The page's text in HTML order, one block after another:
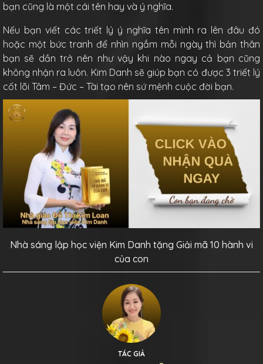
bạn cũng là một cái tên hay và ý nghĩa.
Nếu bạn viết các triết lý ý nghĩa tên mình ra lên đâu đó
hoặc một bức tranh để nhìn ngắm mỗi ngày thì bản thân
bạn sẽ dần trở nên như vậy khi nào ngay cả bạn cũng
không nhận ra luôn. Kim Danh sẽ giúp bạn có được 3 triết lý
cốt lõi Tâm – Đức – Tài tạo nên sứ mệnh cuộc đời bạn.
Nhà sáng lập học viện Kim Danh tặng Giải mã 10 hành vi
của con
TÁC GIẢ